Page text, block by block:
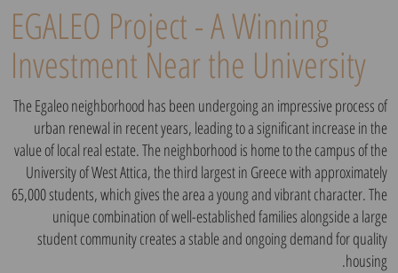
The Egaleo neighborhood has been undergoing an impressive process of
urban renewal in recent years, leading to a significant increase in the
value of local real estate. The neighborhood is home to the campus of the
University of West Attica, the third largest in Greece with approximately
65,000 students, which gives the area a young and vibrant character. The
unique combination of well-established families alongside a large
student community creates a stable and ongoing demand for quality
housing.
EGALEO Project - A Winning
Investment Near the University